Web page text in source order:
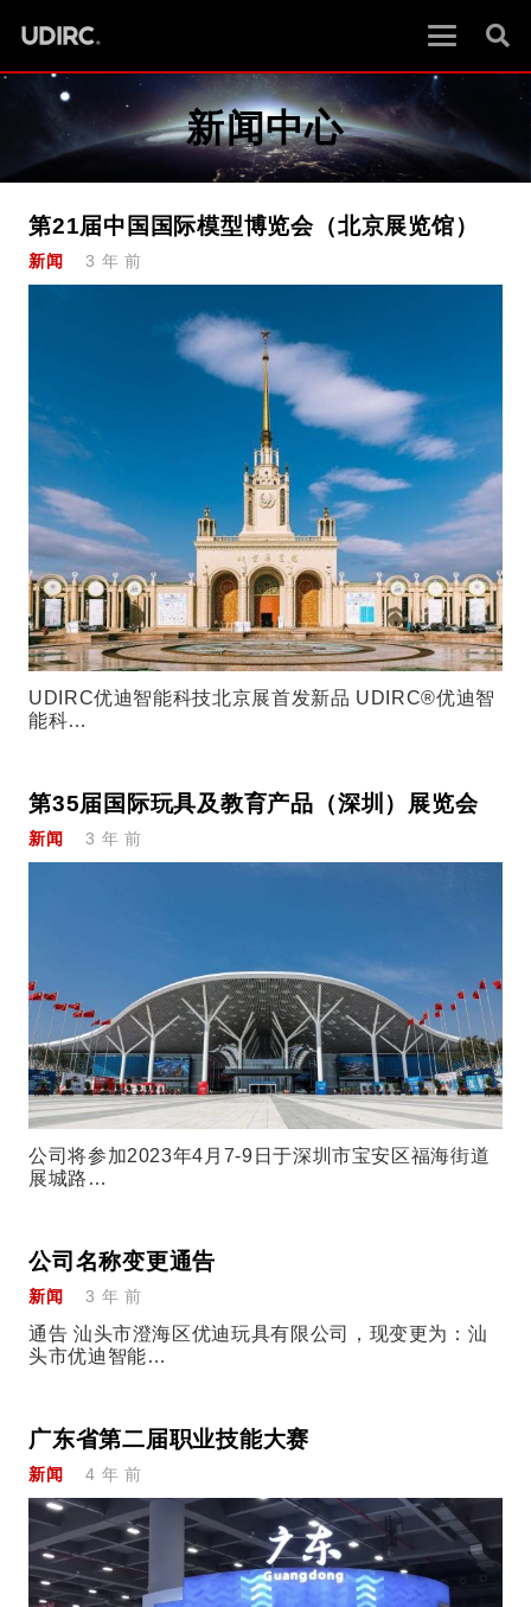
新闻中心
第21届中国国际模型博览会（北京展览馆）
新闻 3 年 前
UDIRC优迪智能科技北京展首发新品 UDIRC®优迪智
能科…
第35届国际玩具及教育产品（深圳）展览会
新闻 3 年 前
公司将参加2023年4月7-9日于深圳市宝安区福海街道
展城路…
公司名称变更通告
新闻 3 年 前
通告 汕头市澄海区优迪玩具有限公司，现变更为：汕
头市优迪智能…
广东省第二届职业技能大赛
新闻 4 年 前